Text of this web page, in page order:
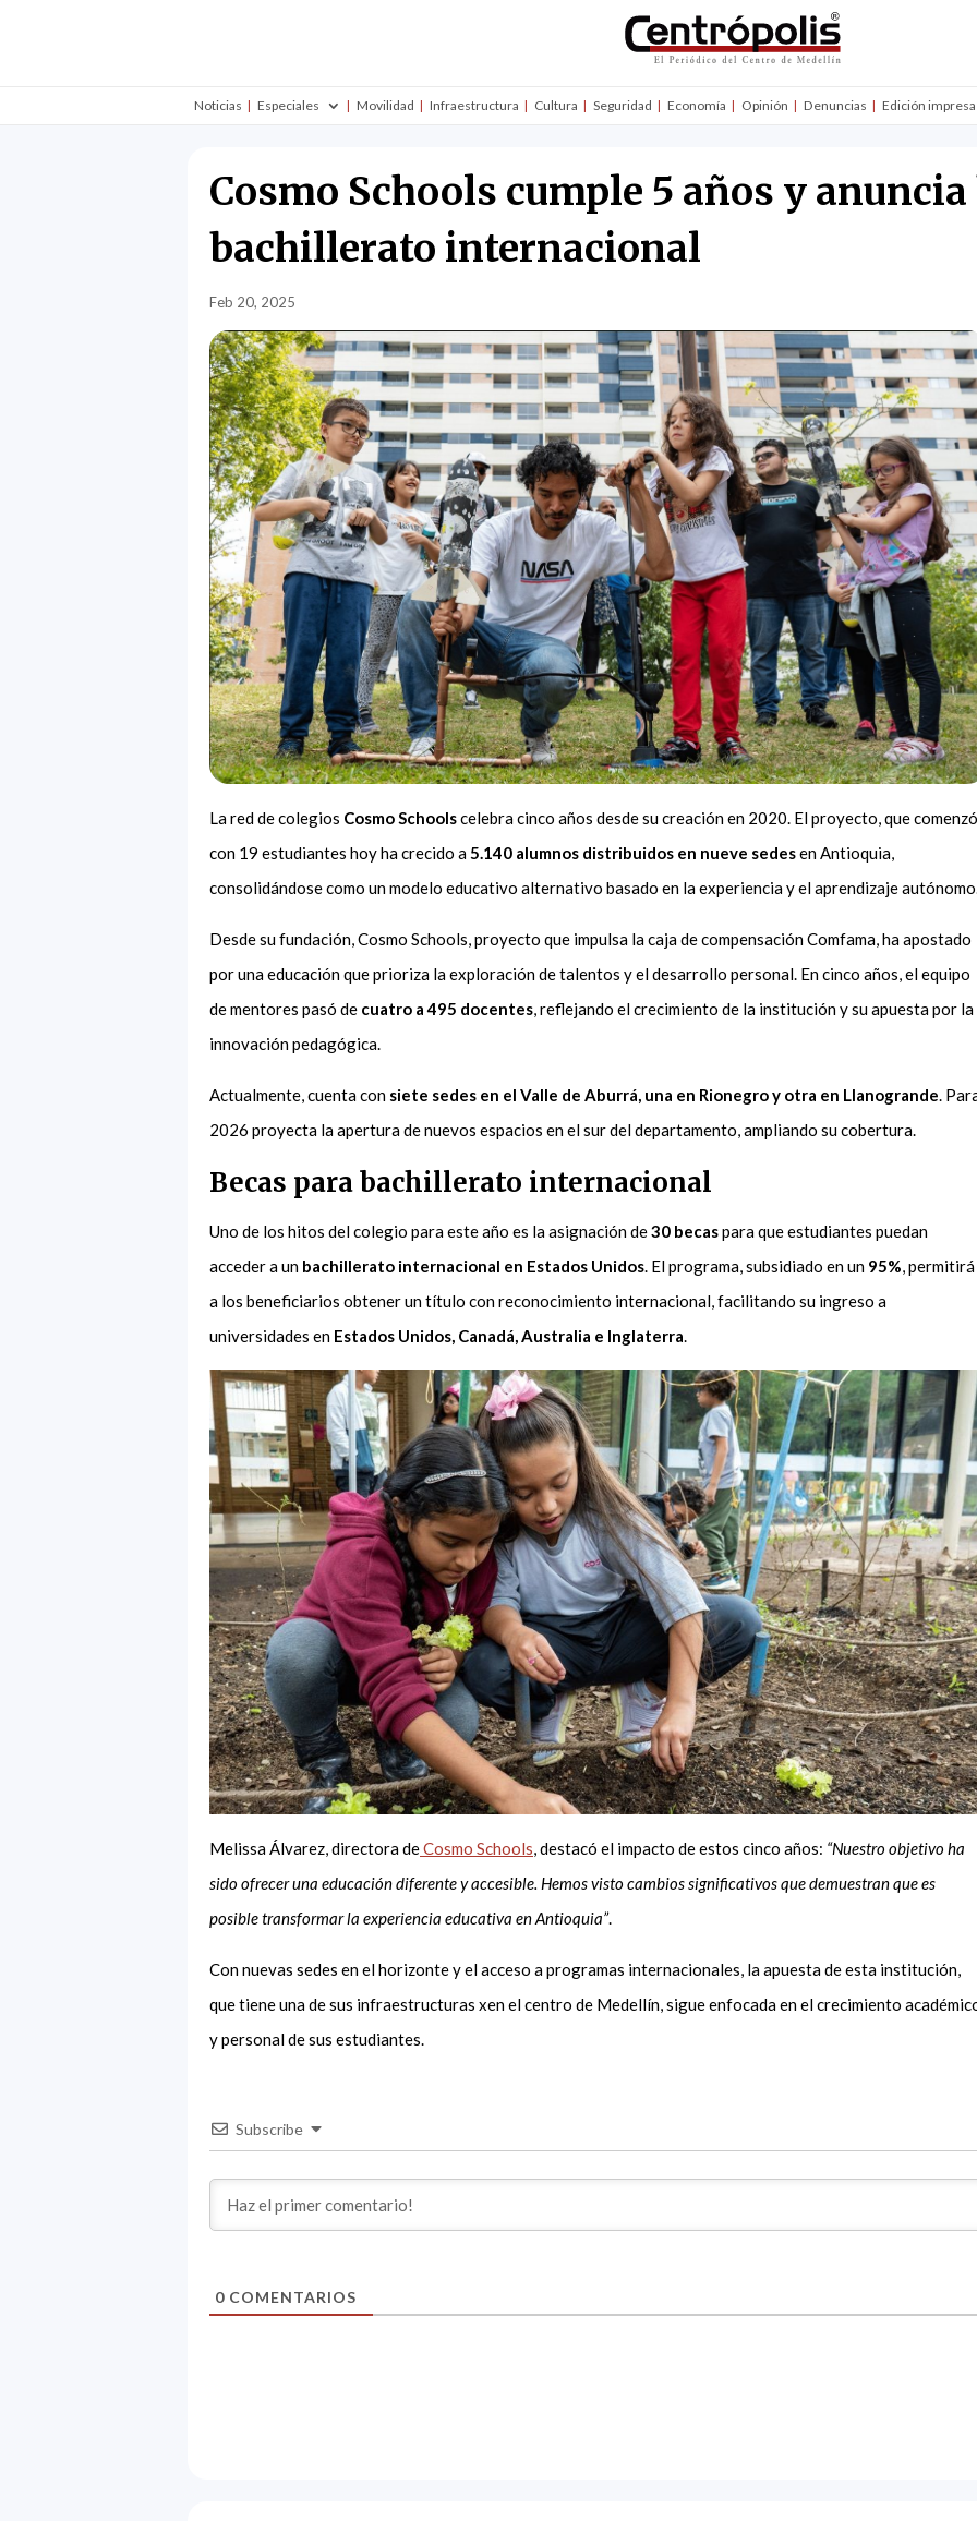
Noticias Especiales Movilidad Infraestructura Cultura Seguridad Economía Opinión Denuncias Edición impresa
Cosmo Schools cumple 5 años y
bachillerato internacional
Feb 20, 2025
La red de colegios Cosmo Schoolscelebra cinco años desde su creación en 2020. El proyecto, que comenzó
con 19 estudiantes hoy ha crecido a 5.140 alumnos distribuidos en nueve sedesen Antioquia,
consolidándose como un modelo educativo alternativo basado en la experiencia y el aprendizaje
Desde su fundación, Cosmo Schools, proyecto que impulsa la caja de compensación Comfama, ha apostado
por una educación que prioriza la exploración de talentos y el desarrollo personal. En cinco años, el equipo
de mentores pasó de cuatro a 495 docentes , reflejando el crecimiento de la institución y su apuesta por la
innovación pedagógica.
Actualmente, cuenta con siete sedes en el Valle de Aburrá, una en Rionegro y otra en Llanogrande .
2026 proyecta la apertura de nuevos espacios en el sur del departamento, ampliando su cobertura.
Becas para bachillerato internacional
Uno de los hitos del colegio para este año es la asignación de30 becaspara que estudiantes puedan
acceder a un bachillerato internacional en Estados Unidos . El programa, subsidiado en un 95% , permitirá
a los beneficiarios obtener un título con reconocimiento internacional, facilitando su ingreso a
universidades en Estados Unidos, Canadá, Australia e Inglaterra
Melissa Álvarez, directora deCosmo Schools, destacó el impacto de estos cinco años: “Nuestro objetivo ha
sido ofrecer una educación diferente y accesible. Hemos visto cambios significativos que demuestran que es
posible transformar la experiencia educativa en Antioquia”.
Con nuevas sedes en el horizonte y el acceso a programas internacionales, la apuesta de esta institución,
que tiene una de sus infraestructuras xen el centro de Medellín, sigue enfocada en el crecimiento
y personal de sus estudiantes.
Subscribe
0 COMENTARIOS